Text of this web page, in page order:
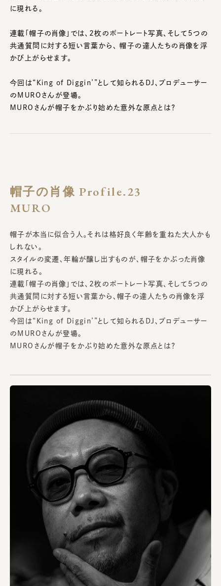
に現れる。
連載「帽子の肖像」では、2枚のポートレート写真、そして5つの
共通質問に対する短い言葉から、 帽子の達人たちの肖像を浮
かび上がらせます。
今回は“King of Diggin’”として知られるDJ、プロデューサー
のMUROさんが登場。
MUROさんが帽子をかぶり始めた意外な原点とは？
帽子の肖像 Profile.23
MURO
帽子が本当に似合う人。それは格好良く年齢を重ねた大人かも
しれない。
スタイルの変遷、年輪が醸し出すものが、帽子をかぶった肖像
に現れる。
連載「帽子の肖像」では、2枚のポートレート写真、そして5つの
共通質問に対する短い言葉から、帽子の達人たちの肖像を浮
かび上がらせます。
今回は“King of Diggin’”として知られるDJ、プロデューサー
のMUROさんが登場。
MUROさんが帽子をかぶり始めた意外な原点とは？